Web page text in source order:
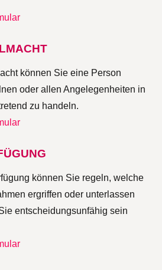
können Sie eine Person
oder allen Angelegenheiten in
zu handeln.
können Sie regeln, welche
ergriffen oder unterlassen
entscheidungsunfähig sein